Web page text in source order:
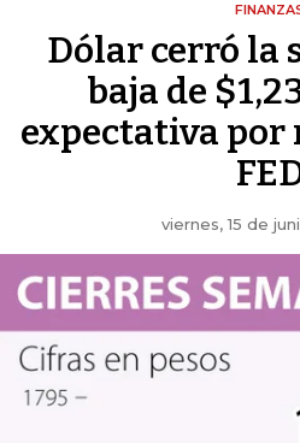
Dólar cerró la
baja de
expectativa por
viernes, 15 de